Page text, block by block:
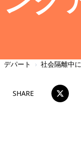
デパート › 社会隔離中
SHARE